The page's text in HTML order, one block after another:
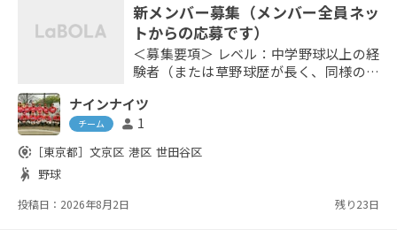
新メンバー募集（メンバー全員ネッ
トからの応募です）
＜募集要項＞ レベル：中学野球以上の経
験者（または草野球歴が長く、同様のレ
調性のある方。 参加頻度：月2～3回程度
の活動のうち、1回以上参加できる方 年
齢：20代～40歳まで ◎正式加入後に必要
な費用◎ 部費：参加1回当たり1000円
ール・バットなど用具費が全て含まれて
います） ユニフォーム代：1万5000...
ナインナイツ
チーム person 1
share_location ［東京都］ 文京区 港区 世田谷区
sports_handball 野球
投稿日：2026年8月2日 残り23日